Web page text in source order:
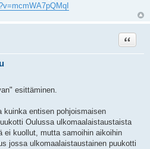
Lainaa
esittäminen.
kuinka entisen pohjoismaisen
Oulussa ulkomaalaistaustaista
ei kuollut, mutta samoihin aikoihin
jossa ulkomaalaistaustainen puukotti